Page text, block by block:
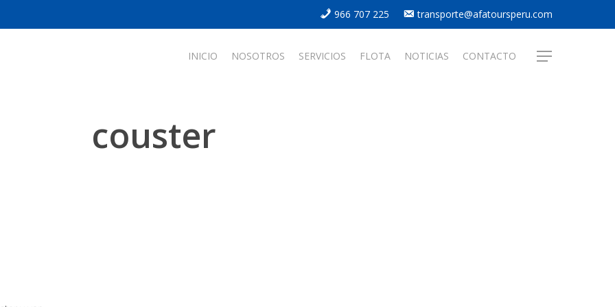
966 707 225 transporte@afatoursperu.com
INICIO NOSOTROS SERVICIOS FLOTA NOTICIAS CONTACTO Menu
couster